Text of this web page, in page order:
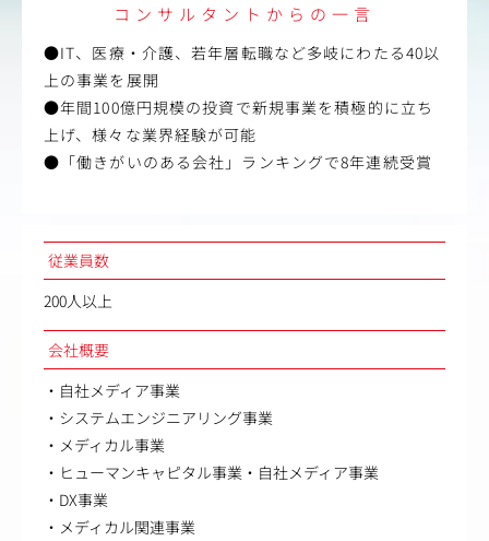
コンサルタントからの一言
●IT、医療・介護、若年層転職など多岐にわたる40以
上の事業を展開
●年間100億円規模の投資で新規事業を積極的に立ち
上げ、様々な業界経験が可能
●「働きがいのある会社」ランキングで8年連続受賞
従業員数
200人以上
会社概要
・自社メディア事業
・システムエンジニアリング事業
・メディカル事業
・ヒューマンキャピタル事業・自社メディア事業
・DX事業
・メディカル関連事業